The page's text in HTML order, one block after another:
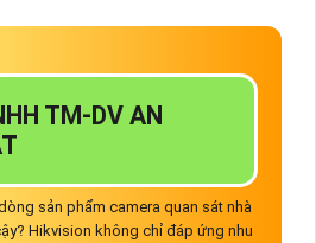
TM-DV AN
sản phẩm camera quan sát nhà
Hikvision không chỉ đáp ứng nhu